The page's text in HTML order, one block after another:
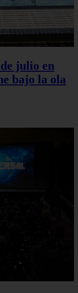
julio en
bajo la ola